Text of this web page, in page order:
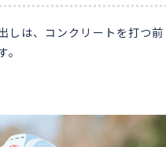
しは、コンクリートを打つ前